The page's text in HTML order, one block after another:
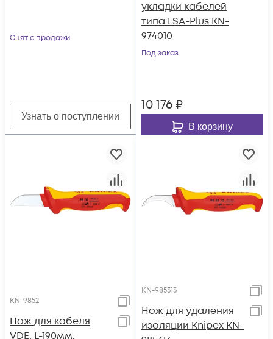
Снят с продажи
Узнать о поступлении
укладки кабелей
типа LSA-Plus KN-
974010
Под заказ
10 176 ₽
В корзину
KN-9852
Нож для кабеля
VDE, L-190мм,
KN-985313
Нож для удаления
изоляции Knipex KN-